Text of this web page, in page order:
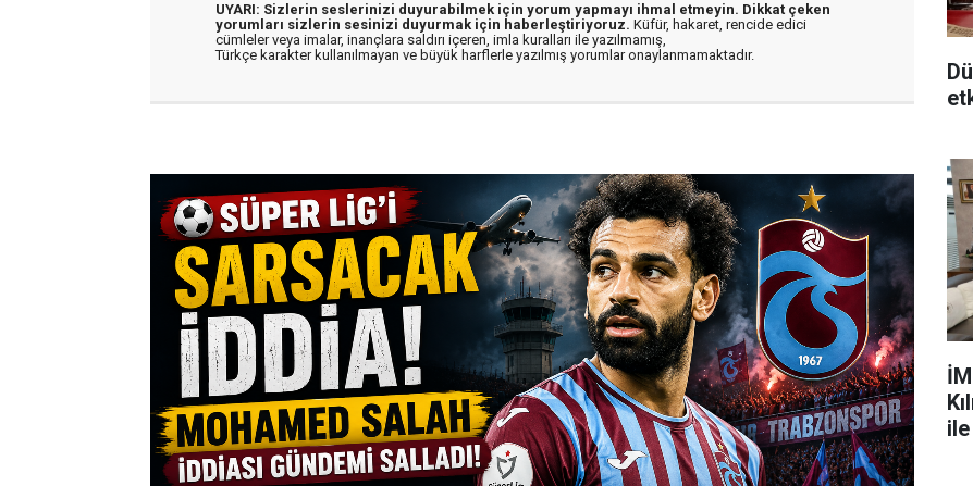
UYARI: Sizlerin seslerinizi duyurabilmek için yorum yapmayı ihmal etmeyin. Dikkat çeken
yorumları sizlerin sesinizi duyurmak için haberleştiriyoruz. Küfür, hakaret, rencide edici
cümleler veya imalar, inançlara saldırı içeren, imla kuralları ile yazılmamış,
Türkçe karakter kullanılmayan ve büyük harflerle yazılmış yorumlar onaylanmamaktadır.